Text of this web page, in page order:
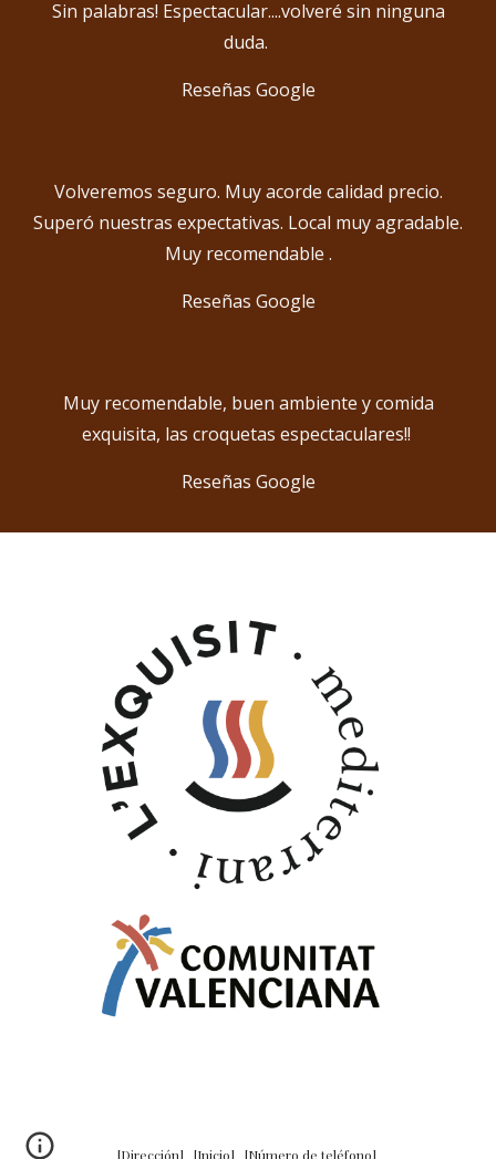
Sin palabras! Espectacular....volveré sin ninguna
duda.
Reseñas Google
Volveremos seguro. Muy acorde calidad precio.
Superó nuestras expectativas. Local muy agradable.
Muy recomendable .
Reseñas Google
Muy recomendable, buen ambiente y comida
exquisita, las croquetas espectaculares!!
Reseñas Google
[Dirección] [Inicio] [Número de teléfono]